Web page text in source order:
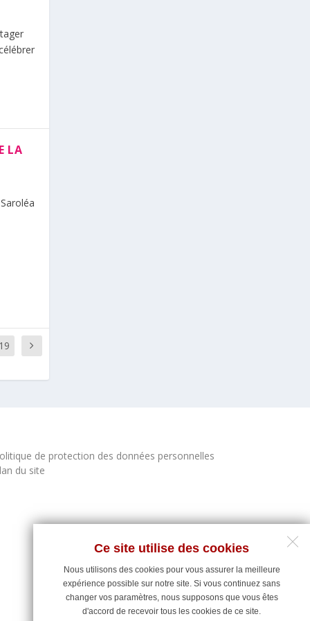
Ce site utilise des cookies
Nous utilisons des cookies pour vous assurer la meilleure
expérience possible sur notre site. Si vous continuez sans
changer vos paramètres, nous supposons que vous êtes
d'accord de recevoir tous les cookies de ce site.
LA
19
de protection des données personnelles
du site